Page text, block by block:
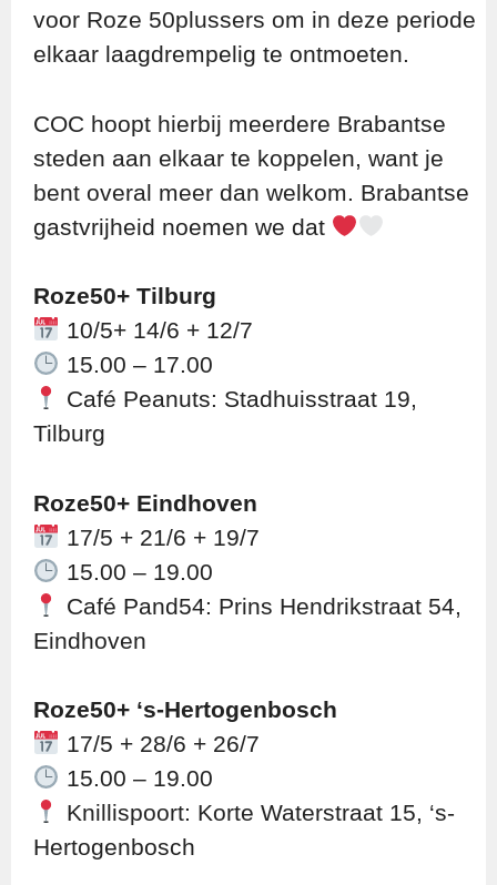
voor Roze 50plussers om in deze periode
elkaar laagdrempelig te ontmoeten.
COC hoopt hierbij meerdere Brabantse
steden aan elkaar te koppelen, want je
bent overal meer dan welkom. Brabantse
gastvrijheid noemen we dat
Roze50+ Tilburg
10/5+ 14/6 + 12/7
15.00 – 17.00
Café Peanuts: Stadhuisstraat 19,
Tilburg
Roze50+ Eindhoven
17/5 + 21/6 + 19/7
15.00 – 19.00
Café Pand54: Prins Hendrikstraat 54,
Eindhoven
Roze50+ ‘s-Hertogenbosch
17/5 + 28/6 + 26/7
15.00 – 19.00
Knillispoort: Korte Waterstraat 15, ‘s-
Hertogenbosch